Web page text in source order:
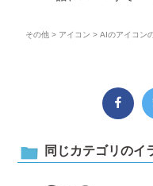
その他 > アイコン > AIのアイコン
同じカテゴリのイ